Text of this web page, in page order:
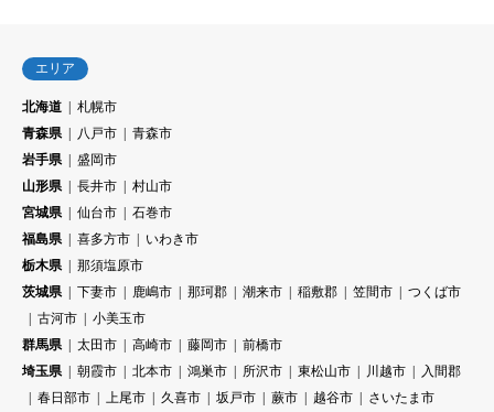
エリア
北海道
札幌市
青森県
八戸市
青森市
岩手県
盛岡市
山形県
長井市
村山市
宮城県
仙台市
石巻市
福島県
喜多方市
いわき市
栃木県
那須塩原市
茨城県
下妻市 鹿嶋市 那珂郡 潮来市 稲敷郡 笠間市
つくば市
古河市
小美玉市
群馬県
太田市 高崎市 藤岡市
前橋市
埼玉県
朝霞市 北本市 鴻巣市 所沢市 東松山市 川越市
入間郡
春日部市
上尾市 久喜市 坂戸市 蕨市 越谷市
さいたま市